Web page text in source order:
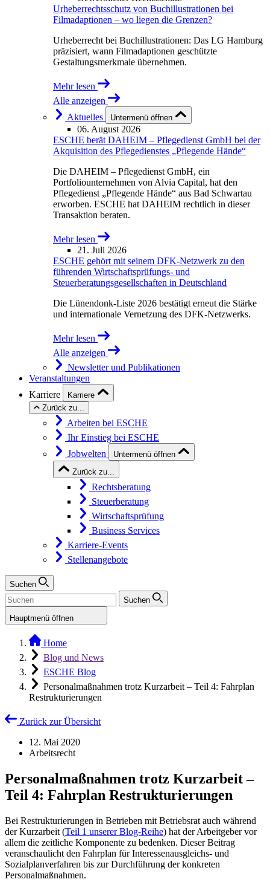
Urheberrechtsschutz von Buchillustrationen bei
Filmadaptionen – wo liegen die Grenzen?
Urheberrecht bei Buchillustrationen: Das LG Hamburg
präzisiert, wann Filmadaptionen geschützte
Gestaltungsmerkmale übernehmen.
Mehr lesen
Alle anzeigen
Aktuelles
Untermenü öffnen
06. August 2026
ESCHE berät DAHEIM – Pflegedienst GmbH bei der
Akquisition des Pflegedienstes „Pflegende Hände“
Die DAHEIM – Pflegedienst GmbH, ein
Portfoliounternehmen von Alvia Capital, hat den
Pflegedienst „Pflegende Hände“ aus Bad Schwartau
erworben. ESCHE hat DAHEIM rechtlich in dieser
Transaktion beraten.
Mehr lesen
21. Juli 2026
ESCHE gehört mit seinem DFK-Netzwerk zu den
führenden Wirtschaftsprüfungs- und
Steuerberatungsgesellschaften in Deutschland
Die Lünendonk-Liste 2026 bestätigt erneut die Stärke
und internationale Vernetzung des DFK-Netzwerks.
Mehr lesen
Alle anzeigen
Newsletter und Publikationen
Veranstaltungen
Karriere
Karriere
Zurück zu...
Arbeiten bei ESCHE
Ihr Einstieg bei ESCHE
Jobwelten
Untermenü öffnen
Zurück zu...
Rechtsberatung
Steuerberatung
Wirtschaftsprüfung
Business Services
Karriere-Events
Stellenangebote
Suchen
Suchen
Hauptmenü öffnen
Home
Blog und News
ESCHE Blog
Personalmaßnahmen trotz Kurzarbeit – Teil 4: Fahrplan
Restrukturierungen
Zurück zur Übersicht
12. Mai 2020
Arbeitsrecht
Personalmaßnahmen trotz Kurzarbeit –
Teil 4: Fahrplan Restrukturierungen
Bei Restrukturierungen in Betrieben mit Betriebsrat auch während
der Kurzarbeit (Teil 1 unserer Blog-Reihe) hat der Arbeitgeber vor
allem die zeitliche Komponente zu bedenken. Dieser Beitrag
veranschaulicht den Fahrplan für Interessenausgleichs- und
Sozialplanverfahren bis zur Durchführung der konkreten
Personalmaßnahmen.